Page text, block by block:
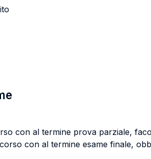
con al termine prova parziale,
con al termine esame finale,